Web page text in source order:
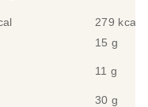
279 kcal
15 g
11 g
30 g